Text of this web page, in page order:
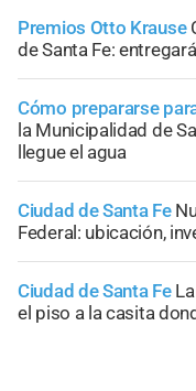
Premios Otto Krause
de Santa Fe:
Cómo prepararse
la Municipalidad de
llegue el agua
Ciudad de Santa Fe
Federal: ubicación,
Ciudad de Santa Fe
el piso a la casita